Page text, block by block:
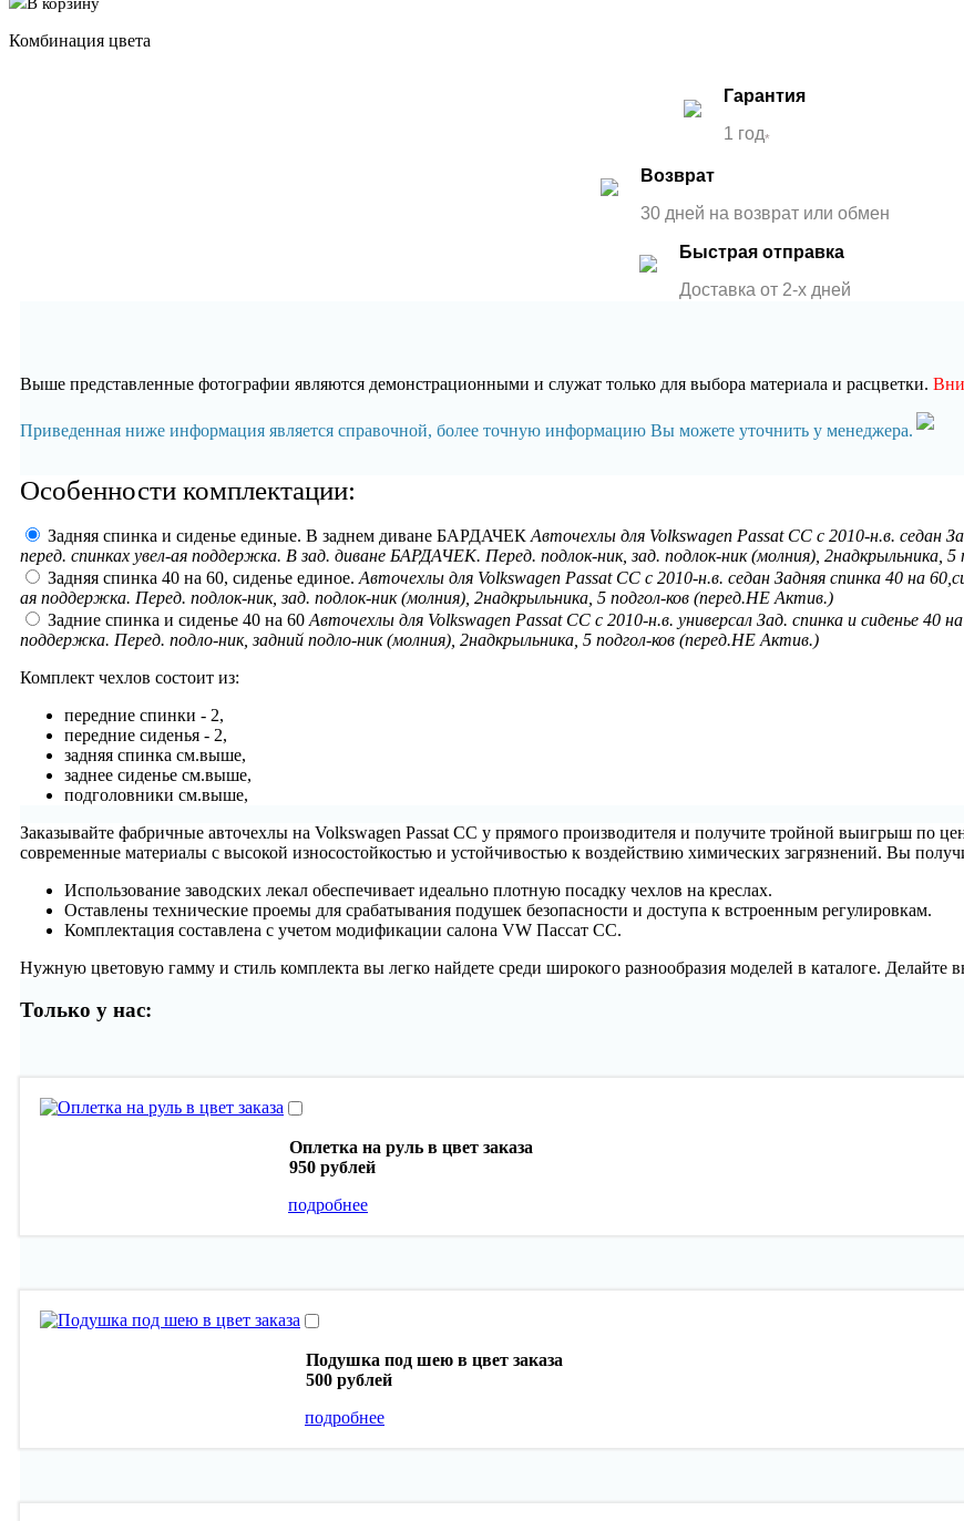
Комбинация цвета
Гарантия
1 год*
Возврат
30 дней на возврат или обмен
Быстрая отправка
Доставка от 2-x дней
Выше представленные фотографии являются демонстрационными и служат только для выбора материала и расцветки.
Приведенная ниже информация является справочной, более точную информацию Вы можете уточнить у менеджера.
Особенности комплектации:
Задняя спинка и сиденье единые. В заднем диване БАРДАЧЕК Авточехлы для Volkswagen Passat CC с 2010-н.в. седан
перед. спинках увел-ая поддержка. В зад. диване БАРДАЧЕК. Перед. подлок-ник, зад. подлок-ник (молния), 2надкрыльника,
Задняя спинка 40 на 60, сиденье единое. Авточехлы для Volkswagen Passat CC с 2010-н.в. седан Задняя спинка 40 на
ая поддержка. Перед. подлок-ник, зад. подлок-ник (молния), 2надкрыльника, 5 подгол-ков (перед.НЕ Актив.)
Задние спинка и сиденье 40 на 60 Авточехлы для Volkswagen Passat CC с 2010-н.в. универсал Зад. спинка и сиденье 40
поддержка. Перед. подло-ник, задний подло-ник (молния), 2надкрыльника, 5 подгол-ков (перед.НЕ Актив.)
Комплект чехлов состоит из:
передние спинки - 2,
передние сиденья - 2,
задняя спинка см.выше,
заднее сиденье см.выше,
подголовники см.выше,
Заказывайте фабричные авточехлы на Volkswagen Passat CC у прямого производителя и получите тройной выигрыш по
современные материалы с высокой износостойкостью и устойчивостью к воздействию химических загрязнений. Вы
Использование заводских лекал обеспечивает идеально плотную посадку чехлов на креслах.
Оставлены технические проемы для срабатывания подушек безопасности и доступа к встроенным регулировкам.
Комплектация составлена с учетом модификации салона VW Пассат СС.
Нужную цветовую гамму и стиль комплекта вы легко найдете среди широкого разнообразия моделей в каталоге. Делайте
Только у нас:
Оплетка на руль в цвет заказа
950 рублей
подробнее
Подушка под шею в цвет заказа
500 рублей
подробнее